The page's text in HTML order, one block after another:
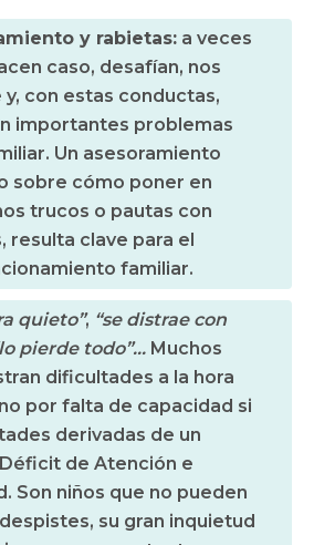
y rabietas: a veces
caso, desafían, nos
y, con estas conductas,
importantes problemas
Un asesoramiento
sobre cómo poner en
trucos o pautas con
resulta clave para el
familiar.
quieto”, “se distrae con
pierde todo”… Muchos
dificultades a la hora
por falta de capacidad si
derivadas de un
de Atención e
Son niños que no pueden
su gran inquietud